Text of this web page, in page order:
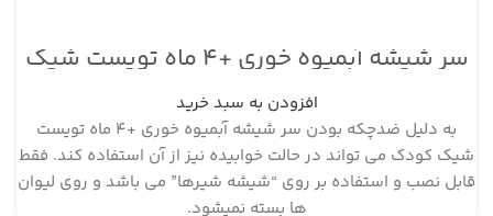
سر شیشه آبمیوه خوری +۴ ماه تویست شیک
افزودن به سبد خرید
به دلیل ضدچکه بودن سر شیشه آبمیوه خوری +۴ ماه تویست
شیک کودک می تواند در حالت خوابیده نیز از آن استفاده کند. فقط
قابل نصب و استفاده بر روی “شیشه شیرها” می باشد و روی لیوان
ها بسته نمیشود.